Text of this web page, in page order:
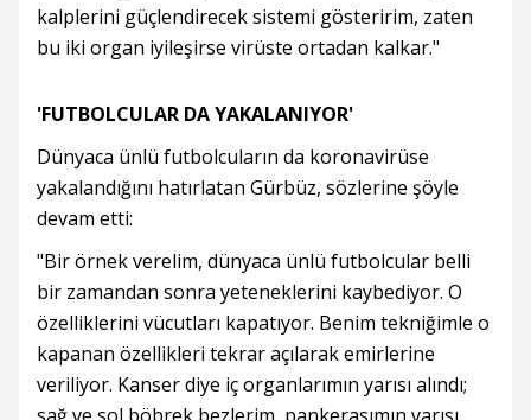
kalplerini güçlendirecek sistemi gösteririm, zaten
bu iki organ iyileşirse virüste ortadan kalkar."
'FUTBOLCULAR DA YAKALANIYOR'
Dünyaca ünlü futbolcuların da koronavirüse
yakalandığını hatırlatan Gürbüz, sözlerine şöyle
devam etti:
"Bir örnek verelim, dünyaca ünlü futbolcular belli
bir zamandan sonra yeteneklerini kaybediyor. O
özelliklerini vücutları kapatıyor. Benim tekniğimle o
kapanan özellikleri tekrar açılarak emirlerine
veriliyor. Kanser diye iç organlarımın yarısı alındı;